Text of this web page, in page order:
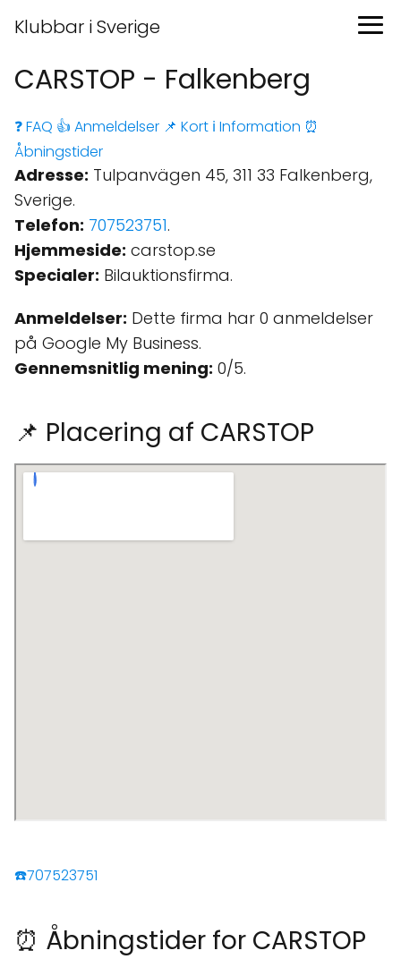
Klubbar i Sverige
CARSTOP - Falkenberg
❓ FAQ 👍 Anmeldelser 📌 Kort ℹ️ Information ⏰
Åbningstider
Adresse: Tulpanvägen 45, 311 33 Falkenberg,
Sverige.
Telefon: 707523751.
Hjemmeside: carstop.se
Specialer: Bilauktionsfirma.
Anmeldelser: Dette firma har 0 anmeldelser
på Google My Business.
Gennemsnitlig mening: 0/5.
📌 Placering af CARSTOP
☎️707523751
⏰ Åbningstider for CARSTOP